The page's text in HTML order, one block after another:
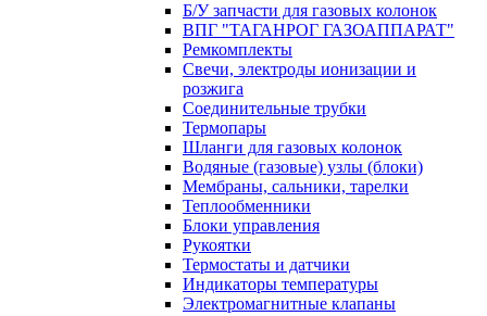
Б/У запчасти для газовых колонок
ВПГ "ТАГАНРОГ ГАЗОАППАРАТ"
Ремкомплекты
Свечи, электроды ионизации и
розжига
Соединительные трубки
Термопары
Шланги для газовых колонок
Водяные (газовые) узлы (блоки)
Мембраны, сальники, тарелки
Теплообменники
Блоки управления
Рукоятки
Термостаты и датчики
Индикаторы температуры
Электромагнитные клапаны